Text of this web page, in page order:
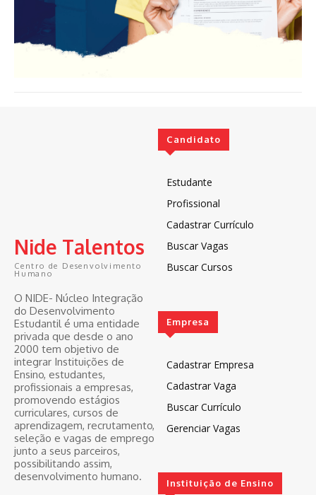
Nide Talentos
Centro de Desenvolvimento
Humano
O NIDE- Núcleo Integração
do Desenvolvimento
Estudantil é uma entidade
privada que desde o ano
2000 tem objetivo de
integrar Instituições de
Ensino, estudantes,
profissionais a empresas,
promovendo estágios
curriculares, cursos de
aprendizagem, recrutamento,
seleção e vagas de emprego
junto a seus parceiros,
possibilitando assim,
desenvolvimento humano.
Candidato
Estudante
Profissional
Cadastrar Currículo
Buscar Vagas
Buscar Cursos
Empresa
Cadastrar Empresa
Cadastrar Vaga
Buscar Currículo
Gerenciar Vagas
Instituição de Ensino